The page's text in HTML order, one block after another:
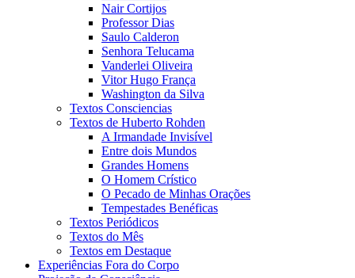
Nair Cortijos
Professor Dias
Saulo Calderon
Senhora Telucama
Vanderlei Oliveira
Vitor Hugo França
Washington da Silva
Textos Consciencias
Textos de Huberto Rohden
A Irmandade Invisível
Entre dois Mundos
Grandes Homens
O Homem Crístico
O Pecado de Minhas Orações
Tempestades Benéficas
Textos Periódicos
Textos do Mês
Textos em Destaque
Experiências Fora do Corpo